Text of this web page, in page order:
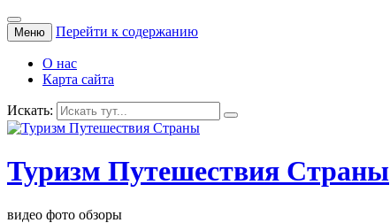
Меню Перейти к содержанию
О нас
Карта сайта
Искать:
Туризм Путешествия Страны
видео фото обзоры